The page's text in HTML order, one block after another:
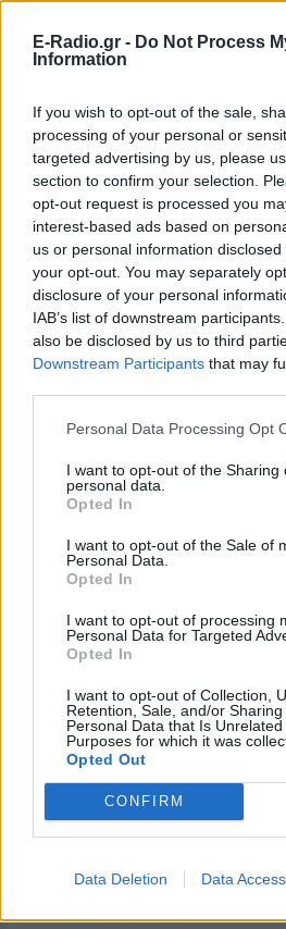
E-Radio.gr - Do Not Process
Information
If you wish to opt-out of the sale,
processing of your personal or
targeted advertising by us, please
section to confirm your selection.
opt-out request is processed you
interest-based ads based on
us or personal information
your opt-out. You may separately
disclosure of your personal
IAB’s list of downstream
also be disclosed by us to third
Downstream Participants that may
Personal Data Processing Opt
I want to opt-out of the Sharing
personal data.
Opted In
I want to opt-out of the Sale of
Personal Data.
Opted In
I want to opt-out of processing
Personal Data for Targeted
Opted In
I want to opt-out of Collection,
Retention, Sale, and/or
Personal Data that Is
Purposes for which it was
Opted Out
CONFIRM
Data Deletion Data Access
βγάζουν
ΠΡΙΝ 4 ΏΡΕΣ
Οι fans δεν
φθηνά
λίγα λεπτά
Ο
οποιο
της η Αση
βάφτισαν
Το
Η απίστευτη
απόφαση της
Το
Η τέλεια
Η ηθοποιός
της με μαγιό
Εύη Βατίδου: Αναψε φωτιές
στην παραλία της Μυκόνου
ΧΤΕΣ